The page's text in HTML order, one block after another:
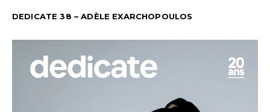
DEDICATE 38 – ADÈLE EXARCHOPOULOS